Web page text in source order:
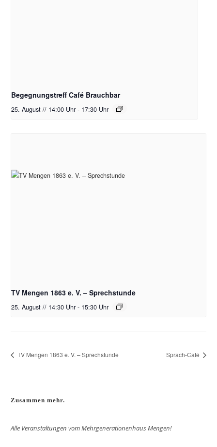
Begegnungstreff Café Brauchbar
25. August // 14:00 Uhr - 17:30 Uhr
TV Mengen 1863 e. V. – Sprechstunde
25. August // 14:30 Uhr - 15:30 Uhr
TV Mengen 1863 e. V. – Sprechstunde Sprach-Café
Zusammen mehr.
Alle Veranstaltungen vom Mehrgenerationenhaus Mengen!